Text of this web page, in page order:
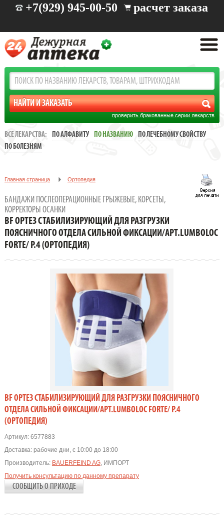
+7(929) 945-00-50 расчет заказа
проверить бракованные серии лекарств
ВСЕ ЛЕКАРСТВА: ПО АЛФАВИТУ ПО НАЗВАНИЮ
ПО ЛЕЧЕБНОМУ СВОЙСТВУ
ПО БОЛЕЗНЯМ
Главная страница Ортопедия
осанки
BF ОРТЕЗ СТАБИЛИЗИРУЮЩИЙ ДЛЯ РАЗГРУЗКИ
ПОЯСНИЧНОГО ОТДЕЛА СИЛЬНОЙ ФИКСАЦИИ/АРТ.LUMBOLOC
FORTE/ Р.4 (Ортопедия)
БАНДАЖИ ПОСЛЕОПЕРАЦИОННЫЕ ГРЫЖЕВЫЕ, КОРСЕТЫ,
КОРРЕКТОРЫ ОСАНКИ
BF ОРТЕЗ СТАБИЛИЗИРУЮЩИЙ ДЛЯ РАЗГРУЗКИ
ПОЯСНИЧНОГО ОТДЕЛА СИЛЬНОЙ ФИКСАЦИИ/АРТ.LUMBOLOC
FORTE/ Р.4 (ОРТОПЕДИЯ)
BF ОРТЕЗ СТАБИЛИЗИРУЮЩИЙ ДЛЯ РАЗГРУЗКИ ПОЯСНИЧНОГО
ОТДЕЛА СИЛЬНОЙ ФИКСАЦИИ/АРТ.LUMBOLOC FORTE/ Р.4
(ОРТОПЕДИЯ)
Артикул:6577883
Доставка: рабочие дни, с 10:00 до 18:00
Производитель: BAUERFEIND AG, ИМПОРТ
Получить консультацию по данному препарату
СООБЩИТЬ О ПРИХОДЕ